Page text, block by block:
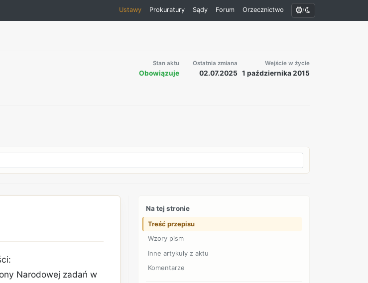
Ustawy Prokuratury Sądy Forum Orzecznictwo /
Stan aktu
Obowiązuje
Ostatnia zmiana
02.07.2025
Wejście w życie
1 października 2015
Narodowej zadań w
Na tej stronie
Treść przepisu
Wzory pism
Inne artykuły z aktu
Komentarze